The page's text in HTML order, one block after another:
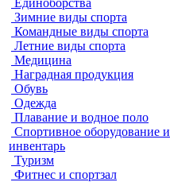
Единоборства
Зимние виды спорта
Командные виды спорта
Летние виды спорта
Медицина
Наградная продукция
Обувь
Одежда
Плавание и водное поло
Спортивное оборудование и
инвентарь
Туризм
Фитнес и спортзал